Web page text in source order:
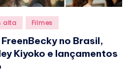
alta Filmes
no Brasil,
Kiyoko e lançamentos